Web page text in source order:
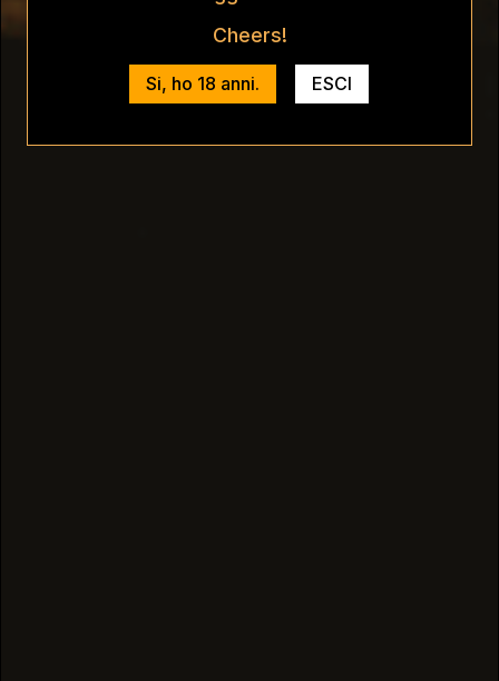
Cheers!
Si, ho 18 anni. ESCI